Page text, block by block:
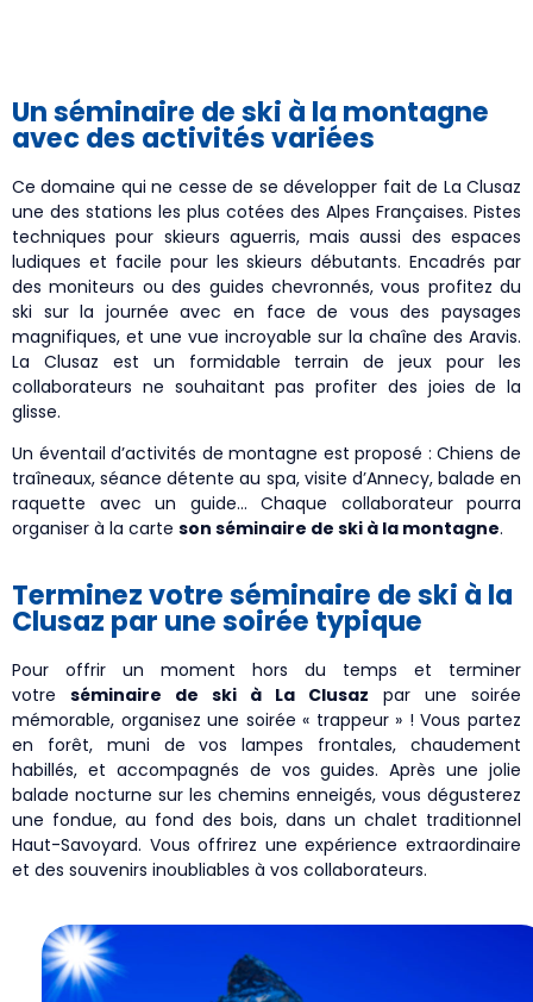
Un séminaire de ski à la montagne
avec des activités variées
Ce domaine qui ne cesse de se développer fait de La Clusaz
une des stations les plus cotées des Alpes Françaises. Pistes
techniques pour skieurs aguerris, mais aussi des espaces
ludiques et facile pour les skieurs débutants. Encadrés par
des moniteurs ou des guides chevronnés, vous profitez du
ski sur la journée avec en face de vous des paysages
magnifiques, et une vue incroyable sur la chaîne des Aravis.
La Clusaz est un formidable terrain de jeux pour les
collaborateurs ne souhaitant pas profiter des joies de la
glisse.
Un éventail d’activités de montagne est proposé : Chiens de
traîneaux, séance détente au spa, visite d’Annecy, balade en
raquette avec un guide… Chaque collaborateur pourra
organiser à la carte son séminaire de ski à la montagne.
Terminez votre séminaire de ski à la
Clusaz par une soirée typique
Pour offrir un moment hors du temps et terminer
votre séminaire de ski à La Clusaz par une soirée
mémorable, organisez une soirée « trappeur » ! Vous partez
en forêt, muni de vos lampes frontales, chaudement
habillés, et accompagnés de vos guides. Après une jolie
balade nocturne sur les chemins enneigés, vous dégusterez
une fondue, au fond des bois, dans un chalet traditionnel
Haut-Savoyard. Vous offrirez une expérience extraordinaire
et des souvenirs inoubliables à vos collaborateurs.